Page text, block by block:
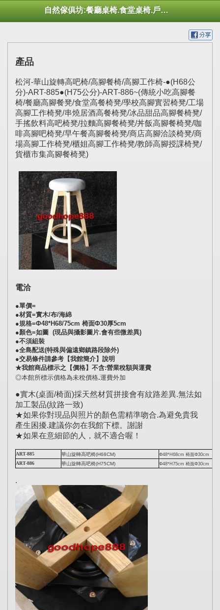
自然傢俱坊:餐廳桌椅.食堂桌椅.戶外桌椅.休閒桌椅.幼托桌椅.庭院市集陽傘
產品
松河-華山旋轉高吧椅/高腳餐椅/高腳工作椅-●(H68公
分)-ART-885●(H75公分)-ART-886~(傳統小吃高腳餐
椅/餐廳高腳餐凳/食堂高餐椅凳/學校高腳實習椅凳/工場
高腳工作椅凳/串燒居酒高餐椅凳/冰品甜品高腳餐椅凳/
手搖飲料高吧椅凳/拉麵高腳餐椅凳/丼飯高腳餐椅凳/咖
啡高腳吧椅凳/早午餐高腳餐椅凳/商店高腳洽談椅凳/商
場高腳工作椅凳/櫃姐高腳工作椅凳/教師高腳授課椅凳/
貨櫃市集高腳餐椅凳)
電洽
●單價=
●材質=實木/布/海綿
●規格=Φ48*H68/75cm 椅面Φ30厚5cm
●顏色=如圖 (現品與攝影圖片.會有些微差異)
●不須組裝
●全島配送(特殊與偏遠鄉鎮路段除外)
●交易條件請參考【我館簡介】說明
★我館商品標示之【價格】不含:營業稅額與運費
◎本館所標示價格為未稅價格.運費外加
●實木(桌面/椅面)採天然材質拼接會有紋路差異.無法如
加工製品(紋路一致)
★如果你對現品與照片的顏色需精準吻合.為避免貴我
產生困擾.建議你勿在我館下標。謝謝
★如果在意細節的人，就不適合喔！
ART-885 華山旋轉高吧椅(H68CM) Φ48*H68cm 椅面Φ30cm
ART-886 華山旋轉高吧椅(H75CM) Φ48*H75cm 椅面Φ30cm
.